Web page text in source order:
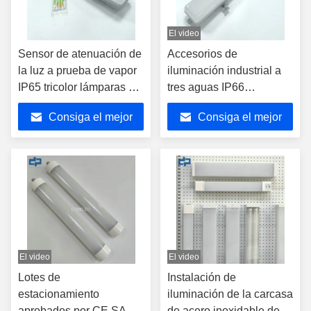
Sensor de atenuación de
la luz a prueba de vapor
IP65 tricolor lámparas de
iluminación LED de alta
resistencia al agua
Rating de la luz de vapor
industrial Tri Proof luz
LED 4 pies luz de
emergencia LED Batten
Consiga el mejor
El video
Accesorios de
iluminación industrial a
tres aguas IP66
resistente a la intemperie
LED Batten Light 3CCT
Luz de vapor cambiante
tricolor 1500mm
acristalamientos LED a
prueba de agua
aprobados por CE SAA
C-Tick UKCA para
iluminación industrial
Consiga el mejor
El video
Lotes de
estacionamiento
El video
Instalación de
iluminación de la carcasa